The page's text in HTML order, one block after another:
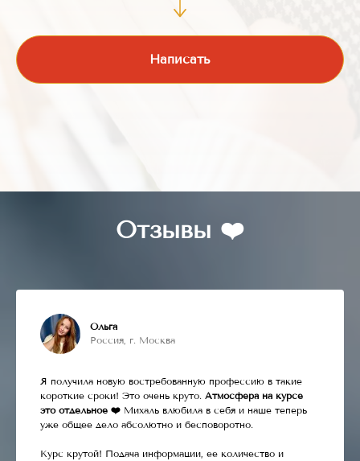
Написать
Отзывы ❤️
Ольга
Россия, г. Москва
Я получила новую востребованную профессию в такие
короткие сроки! Это очень круто. Атмосфера на курсе
это отдельное ❤️ Михаль влюбила в себя и наше теперь
уже общее дело абсолютно и бесповоротно.
Курс крутой! Подача информации, ее количество и